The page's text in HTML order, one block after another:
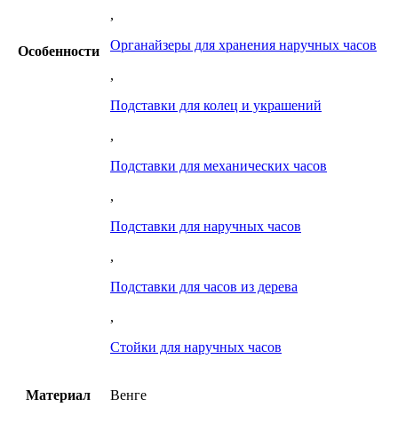
Особенности
,
Органайзеры для хранения наручных часов
,
Подставки для колец и украшений
,
Подставки для механических часов
,
Подставки для наручных часов
,
Подставки для часов из дерева
,
Стойки для наручных часов
Материал Венге